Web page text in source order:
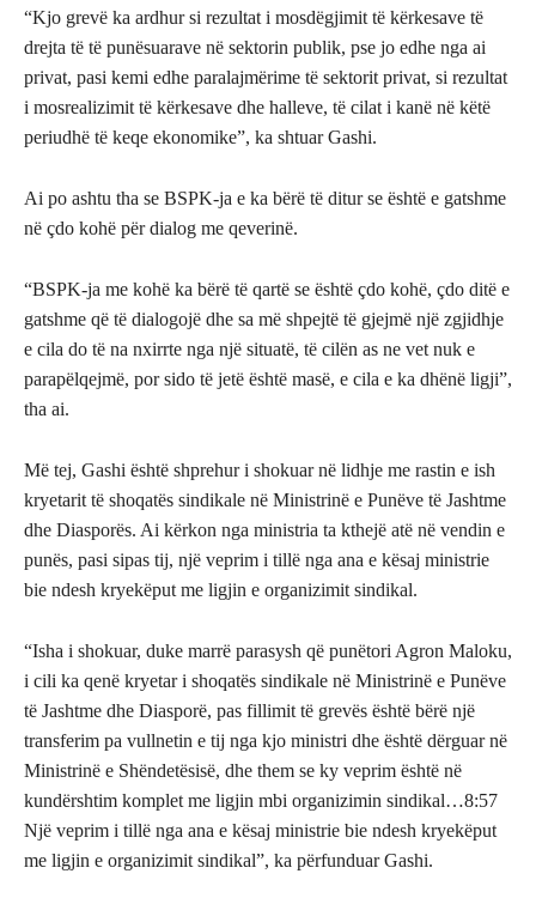
“Kjo grevë ka ardhur si rezultat i mosdëgjimit të kërkesave të
drejta të të punësuarave në sektorin publik, pse jo edhe nga ai
privat, pasi kemi edhe paralajmërime të sektorit privat, si rezultat
i mosrealizimit të kërkesave dhe halleve, të cilat i kanë në këtë
periudhë të keqe ekonomike”, ka shtuar Gashi.
Ai po ashtu tha se BSPK-ja e ka bërë të ditur se është e gatshme
në çdo kohë për dialog me qeverinë.
“BSPK-ja me kohë ka bërë të qartë se është çdo kohë, çdo ditë e
gatshme që të dialogojë dhe sa më shpejtë të gjejmë një zgjidhje
e cila do të na nxirrte nga një situatë, të cilën as ne vet nuk e
parapëlqejmë, por sido të jetë është masë, e cila e ka dhënë ligji”,
tha ai.
Më tej, Gashi është shprehur i shokuar në lidhje me rastin e ish
kryetarit të shoqatës sindikale në Ministrinë e Punëve të Jashtme
dhe Diasporës. Ai kërkon nga ministria ta kthejë atë në vendin e
punës, pasi sipas tij, një veprim i tillë nga ana e kësaj ministrie
bie ndesh kryekëput me ligjin e organizimit sindikal.
“Isha i shokuar, duke marrë parasysh që punëtori Agron Maloku,
i cili ka qenë kryetar i shoqatës sindikale në Ministrinë e Punëve
të Jashtme dhe Diasporë, pas fillimit të grevës është bërë një
transferim pa vullnetin e tij nga kjo ministri dhe është dërguar në
Ministrinë e Shëndetësisë, dhe them se ky veprim është në
kundërshtim komplet me ligjin mbi organizimin sindikal…8:57
Një veprim i tillë nga ana e kësaj ministrie bie ndesh kryekëput
me ligjin e organizimit sindikal”, ka përfunduar Gashi.